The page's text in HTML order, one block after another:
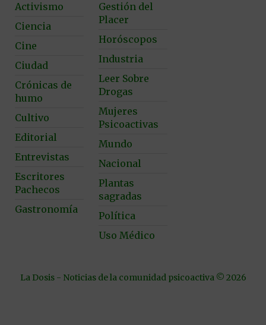
Activismo
Ciencia
Cine
Ciudad
Crónicas de
humo
Cultivo
Editorial
Entrevistas
Escritores
Pachecos
Gastronomía
Gestión del
Placer
Horóscopos
Industria
Leer Sobre
Drogas
Mujeres
Psicoactivas
Mundo
Nacional
Plantas
sagradas
Política
Uso Médico
La Dosis - Noticias de la comunidad psicoactiva © 2026